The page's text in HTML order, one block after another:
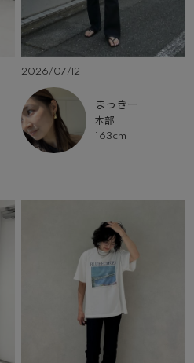
2026/07/12
まっきー
本部
163cm